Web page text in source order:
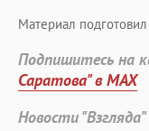
Материал подготовил
Подпишитесь на
Саратова" в MAX
Новости